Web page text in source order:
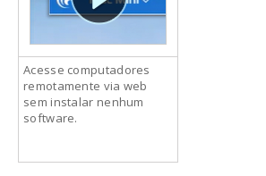
Acesse computadores
remotamente via web
sem instalar nenhum
software.